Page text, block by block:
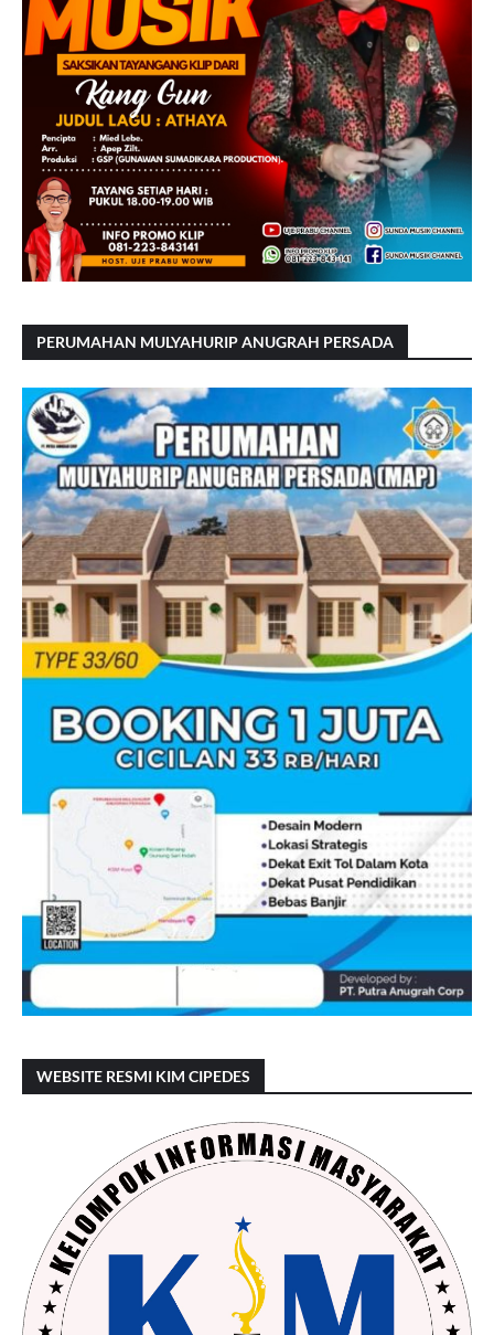
PERUMAHAN MULYAHURIP ANUGRAH PERSADA
WEBSITE RESMI KIM CIPEDES